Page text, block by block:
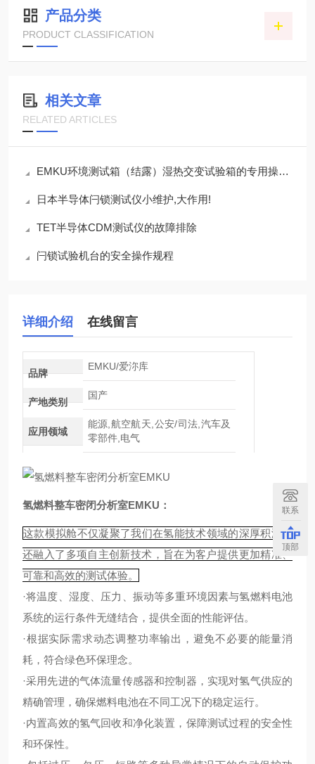
产品分类
PRODUCT CLASSIFICATION
相关文章
RELATED ARTICLES
EMKU环境测试箱（结露）湿热交变试验箱的专用操作注意事项
日本半导体闩锁测试仪小维护,大作用!
TET半导体CDM测试仪的故障排除
闩锁试验机台的安全操作规程
详细介绍 在线留言
品牌
EMKU/爱沵库
产地类别
国产
应用领域
能源,航空航天,公安/司法,汽车及
零部件,电气
氢燃料整车密闭分析室EMKU ：
这款模拟舱不仅凝聚了我们在氢能技术领域的深厚积淀，
还融入了多项自主创新技术，旨在为客户提供更加精准、
可靠和高效的测试体验。
·将温度、湿度、压力、振动等多重环境因素与氢燃料电池
系统的运行条件无缝结合，提供全面的性能评估。
·根据实际需求动态调整功率输出，避免不必要的能量消
耗，符合绿色环保理念。
·采用先进的气体流量传感器和控制器，实现对氢气供应的
精确管理，确保燃料电池在不同工况下的稳定运行。
·内置高效的氢气回收和净化装置，保障测试过程的安全性
和环保性。
联系
顶部